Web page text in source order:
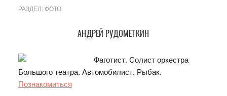
РАЗДЕЛ:ФОТО
сайдбар
АНДРЕЙ РУДОМЕТКИН
Фаготист. Солист оркестра
Большого театра. Автомобилист. Рыбак.
Познакомиться